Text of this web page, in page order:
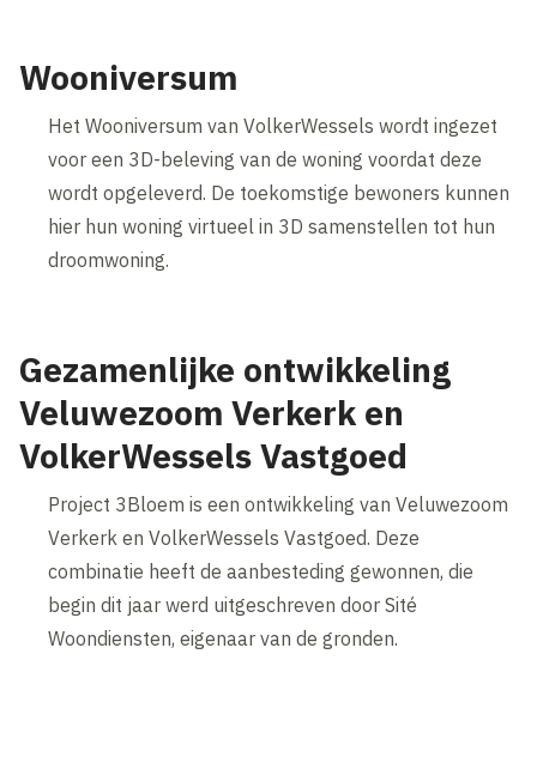
Wooniversum
Het Wooniversum van VolkerWessels wordt ingezet
voor een 3D-beleving van de woning voordat deze
wordt opgeleverd. De toekomstige bewoners kunnen
hier hun woning virtueel in 3D samenstellen tot hun
droomwoning.
Gezamenlijke ontwikkeling
Veluwezoom Verkerk en
VolkerWessels Vastgoed
Project 3Bloem is een ontwikkeling van Veluwezoom
Verkerk en VolkerWessels Vastgoed. Deze
combinatie heeft de aanbesteding gewonnen, die
begin dit jaar werd uitgeschreven door Sité
Woondiensten, eigenaar van de gronden.